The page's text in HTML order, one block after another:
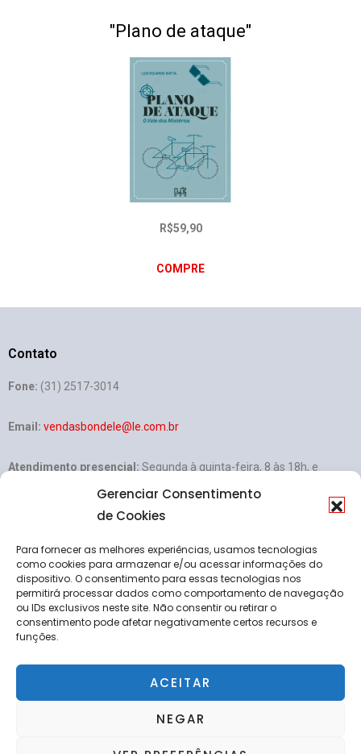
Gerenciar Consentimento
de Cookies
Para fornecer as melhores experiências, usamos tecnologias
como cookies para armazenar e/ou acessar informações do
dispositivo. O consentimento para essas tecnologias nos
permitirá processar dados como comportamento de navegação
ou IDs exclusivos neste site. Não consentir ou retirar o
consentimento pode afetar negativamente certos recursos e
funções.
ACEITAR
NEGAR
"Plano de ataque"
R$59,90
COMPRE
Contato
Fone: (31) 2517-3014
Email: vendasbondele@le.com.br
Atendimento presencial: Segunda à quinta-feira, 8 às 18h, e
Sexta-feira, 8 às 17h